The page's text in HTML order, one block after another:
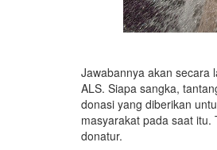
Jawabannya akan secara
ALS. Siapa sangka,
donasi yang diberikan
masyarakat pada saat
donatur.